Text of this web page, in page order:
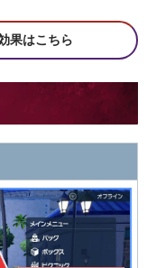
果はこちら